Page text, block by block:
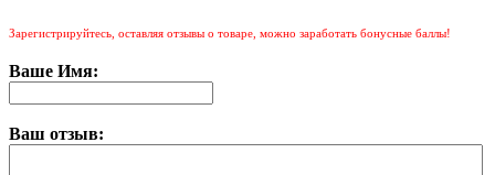
Зарегистрируйтесь, оставляя отзывы о товаре, можно заработать бонусные баллы!
Ваше Имя:
Ваш отзыв: